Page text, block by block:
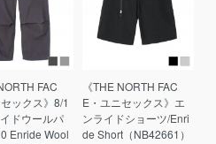
FAC
ックス》8/1
ドウールパ
Enride Wool
《THE NORTH FAC
E・ユニセックス》エ
ンライドショーツ/Enri
de Short（NB42661）